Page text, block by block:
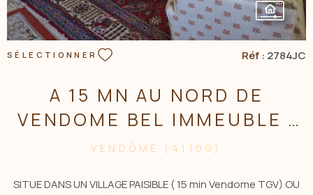
SÉLECTIONNER Réf : 2784JC
A 15 MN AU NORD DE
VENDOME BEL IMMEUBLE ,
IDEAL INVESTISSEUR!
VENDÔME (41100)
SITUE DANS UN VILLAGE PAISIBLE ( 15 min Vendome TGV) OU